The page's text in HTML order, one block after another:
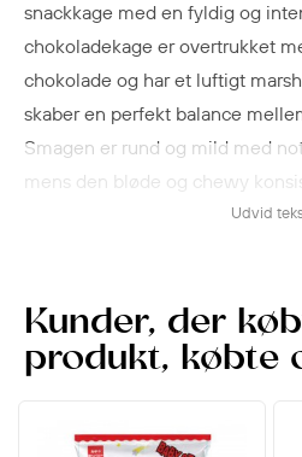
snackkage med en fyldig og
chokoladekage er overtrukket
chokolade og har et luftigt
skaber en perfekt balance
Smagen er rund og mild med
mens den bløde og chewy
tilfredsstillende. Kagen passer
med en blød tekstur, som gør
voksne. Pakken indeholder 12
kager, som er nemme at tage
Udvid
Kunder, der
produkt, købte